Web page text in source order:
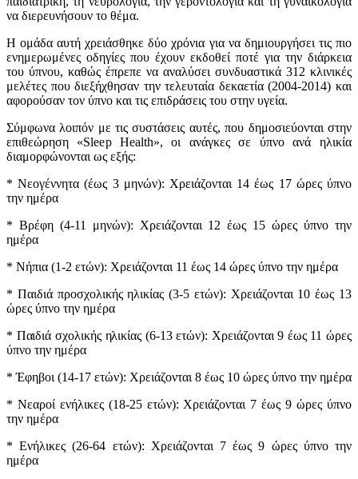
να διερευνήσουν το θέμα.
Η ομάδα αυτή χρειάσθηκε δύο χρόνια για να δημιουργήσει τις πιο
ενημερωμένες οδηγίες που έχουν εκδοθεί ποτέ για την διάρκεια
του ύπνου, καθώς έπρεπε να αναλύσει συνδυαστικά 312 κλινικές
μελέτες που διεξήχθησαν την τελευταία δεκαετία (2004-2014) και
αφορούσαν τον ύπνο και τις επιδράσεις του στην υγεία.
Σύμφωνα λοιπόν με τις συστάσεις αυτές, που δημοσιεύονται στην
επιθεώρηση «Sleep Health», οι ανάγκες σε ύπνο ανά ηλικία
διαμορφώνονται ως εξής:
* Νεογέννητα (έως 3 μηνών): Χρειάζονται 14 έως 17 ώρες ύπνο
την ημέρα
* Βρέφη (4-11 μηνών): Χρειάζονται 12 έως 15 ώρες ύπνο την
ημέρα
* Νήπια (1-2 ετών): Χρειάζονται 11 έως 14 ώρες ύπνο την ημέρα
* Παιδιά προσχολικής ηλικίας (3-5 ετών): Χρειάζονται 10 έως 13
ώρες ύπνο την ημέρα
* Παιδιά σχολικής ηλικίας (6-13 ετών): Χρειάζονται 9 έως 11 ώρες
ύπνο την ημέρα
* Έφηβοι (14-17 ετών): Χρειάζονται 8 έως 10 ώρες ύπνο την ημέρα
* Νεαροί ενήλικες (18-25 ετών): Χρειάζονται 7 έως 9 ώρες ύπνο
την ημέρα
* Ενήλικες (26-64 ετών): Χρειάζονται 7 έως 9 ώρες ύπνο την
ημέρα